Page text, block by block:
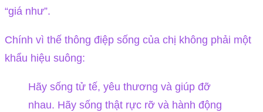
“giá như”.
Chính vì thế thông điệp sống của chị không phải một
khẩu hiệu suông:
Hãy sống tử tế, yêu thương và giúp đỡ
nhau. Hãy sống thật rực rỡ và hành động